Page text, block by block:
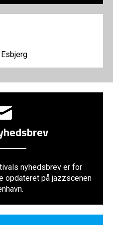
nyhedsbrev er for
opdateret på jazzscenen